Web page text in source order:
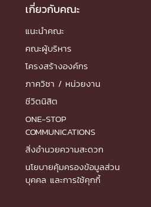
เกี่ยวกับคณะ
แนะนำคณะ
คณะผู้บริหาร
โครงสร้างองค์กร
ภาควิชา / หน่วยงาน
ชีวิตนิสิต
ONE-STOP
COMMUNICATIONS
สิ่งอำนวยความสะดวก
นโยบายคุ้มครองข้อมูลส่วน
บุคคล และการใช้คุกกี้